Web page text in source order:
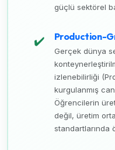
güçlü sektörel
✔️ Production-
Gerçek dünya
izlenebilirliği
kurgulanmış
Öğrencilerin
değil, üretim
standartlarında